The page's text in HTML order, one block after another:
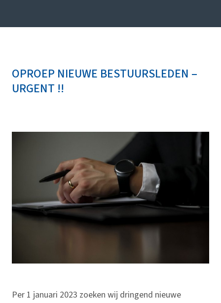
OPROEP NIEUWE BESTUURSLEDEN –
URGENT !!
Per 1 januari 2023 zoeken wij dringend nieuwe